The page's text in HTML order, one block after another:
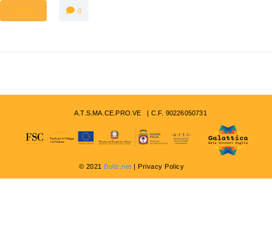
0
A.T.S.MA.CE.PRO.VE | C.F. 90226050731
© 2021 Bollz.net | Privacy Policy